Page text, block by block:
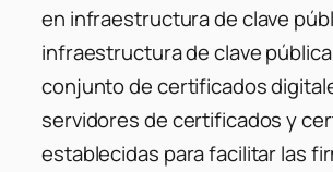
en infraestructura de clave
infraestructura de clave
conjunto de certificados
servidores de certificados y
establecidas para facilitar las